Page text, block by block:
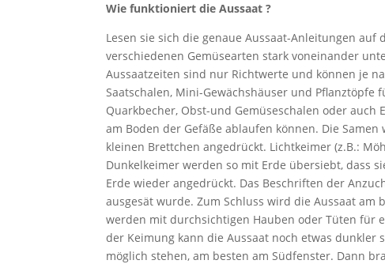
e
i
l
a
n
d
r
k
e
m
ü
s
e
i
m
a
r
t
e
n
Wie funktioniert die Aussaat ?
Lesen sie sich die genaue Aussaat-Anleitungen
verschiedenen Gemüsearten stark voneinander
Aussaatzeiten sind nur Richtwerte und können je
Saatschalen, Mini-Gewächshäuser und Pflanztöpfe
Quarkbecher, Obst-und Gemüseschalen oder auch
am Boden der Gefäße ablaufen können. Die
kleinen Brettchen angedrückt. Lichtkeimer (z.B.:
Dunkelkeimer werden so mit Erde übersiebt, dass
Erde wieder angedrückt. Das Beschriften der
ausgesät wurde. Zum Schluss wird die Aussaat
werden mit durchsichtigen Hauben oder Tüten für
der Keimung kann die Aussaat noch etwas dunkler
möglich stehen, am besten am Südfenster. Dann